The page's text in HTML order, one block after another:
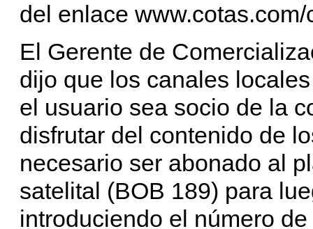
del enlace www.cotas.com/
El Gerente de
dijo que los canales
el usuario sea socio de la
disfrutar del contenido de
necesario ser abonado al
satelital (BOB 189) para
introduciendo el número